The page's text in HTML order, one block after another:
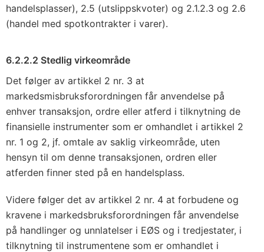
handelsplasser), 2.5 (utslippskvoter) og 2.1.2.3 og 2.6
(handel med spotkontrakter i varer).
6.2.2.2 Stedlig virkeområde
Det følger av artikkel 2 nr. 3 at
markedsmisbruksforordningen får anvendelse på
enhver transaksjon, ordre eller atferd i tilknytning de
finansielle instrumenter som er omhandlet i artikkel 2
nr. 1 og 2, jf. omtale av saklig virkeområde, uten
hensyn til om denne transaksjonen, ordren eller
atferden finner sted på en handelsplass.
Videre følger det av artikkel 2 nr. 4 at forbudene og
kravene i markedsbruksforordningen får anvendelse
på handlinger og unnlatelser i EØS og i tredjestater, i
tilknytning til instrumentene som er omhandlet i